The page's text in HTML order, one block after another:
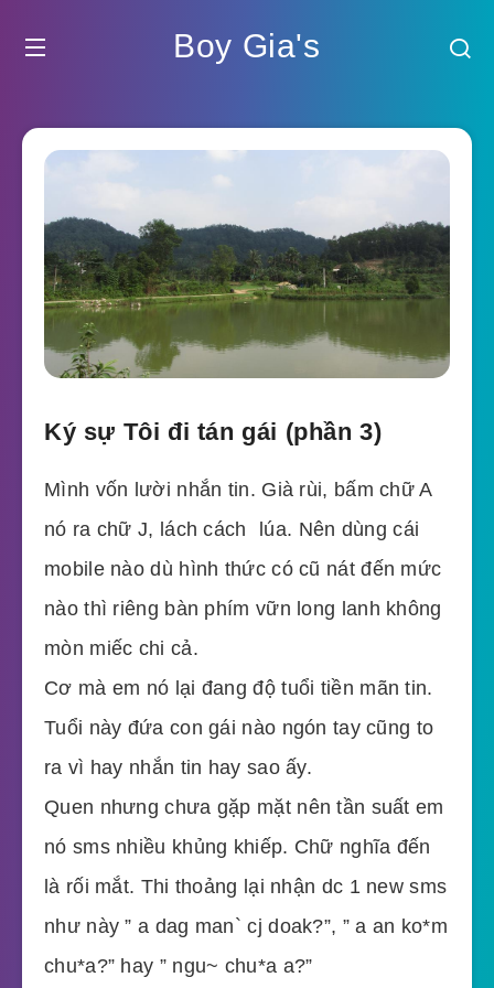
Boy Gia's
Ký sự Tôi đi tán gái (phần 3)
Mình vốn lười nhắn tin. Già rùi, bấm chữ A
nó ra chữ J, lách cách  lúa. Nên dùng cái
mobile nào dù hình thức có cũ nát đến mức
nào thì riêng bàn phím vữn long lanh không
mòn miếc chi cả.
Cơ mà em nó lại đang độ tuổi tiền mãn tin.
Tuổi này đứa con gái nào ngón tay cũng to
ra vì hay nhắn tin hay sao ấy.
Quen nhưng chưa gặp mặt nên tần suất em
nó sms nhiều khủng khiếp. Chữ nghĩa đến
là rối mắt. Thi thoảng lại nhận dc 1 new sms
như này ” a dag man` cj doak?”, ” a an ko*m
chu*a?” hay ” ngu~ chu*a a?”